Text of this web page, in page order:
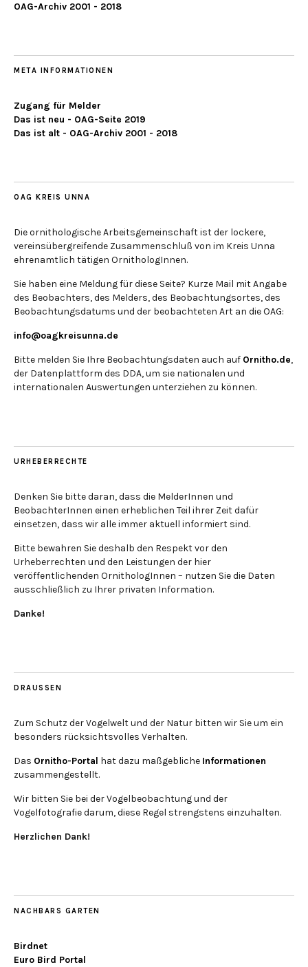
OAG-Archiv 2001 - 2018
META INFORMATIONEN
Zugang für Melder
Das ist neu - OAG-Seite 2019
Das ist alt - OAG-Archiv 2001 - 2018
OAG KREIS UNNA
Die ornithologische Arbeitsgemeinschaft ist der lockere,
vereinsübergreifende Zusammenschluß von im Kreis Unna
ehrenamtlich tätigen OrnithologInnen.
Sie haben eine Meldung für diese Seite? Kurze Mail mit Angabe
des Beobachters, des Melders, des Beobachtungsortes, des
Beobachtungsdatums und der beobachteten Art an die OAG:
info@oagkreisunna.de
Bitte melden Sie Ihre Beobachtungsdaten auch auf Ornitho.de,
der Datenplattform des DDA, um sie nationalen und
internationalen Auswertungen unterziehen zu können.
URHEBERRECHTE
Denken Sie bitte daran, dass die MelderInnen und
BeobachterInnen einen erheblichen Teil ihrer Zeit dafür
einsetzen, dass wir alle immer aktuell informiert sind.
Bitte bewahren Sie deshalb den Respekt vor den
Urheberrechten und den Leistungen der hier
veröffentlichenden OrnithologInnen – nutzen Sie die Daten
ausschließlich zu Ihrer privaten Information.
Danke!
DRAUSSEN
Zum Schutz der Vogelwelt und der Natur bitten wir Sie um ein
besonders rücksichtsvolles Verhalten.
Das Ornitho-Portal hat dazu maßgebliche Informationen
zusammengestellt.
Wir bitten Sie bei der Vogelbeobachtung und der
Vogelfotografie darum, diese Regel strengstens einzuhalten.
Herzlichen Dank!
NACHBARS GARTEN
Birdnet
Euro Bird Portal